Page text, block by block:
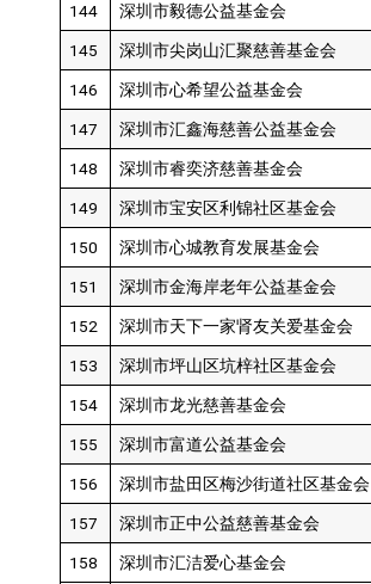
144 深圳市毅德公益基金会
145 深圳市尖岗山汇聚慈善基金会
146 深圳市心希望公益基金会
147 深圳市汇鑫海慈善公益基金会
148 深圳市睿奕济慈善基金会
149 深圳市宝安区利锦社区基金会
150 深圳市心城教育发展基金会
151 深圳市金海岸老年公益基金会
152 深圳市天下一家肾友关爱基金会
153 深圳市坪山区坑梓社区基金会
154 深圳市龙光慈善基金会
155 深圳市富道公益基金会
156 深圳市盐田区梅沙街道社区基金会
157 深圳市正中公益慈善基金会
158 深圳市汇洁爱心基金会